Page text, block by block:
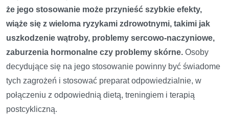
że jego stosowanie może przynieść szybkie efekty,
wiąże się z wieloma ryzykami zdrowotnymi, takimi jak
uszkodzenie wątroby, problemy sercowo-naczyniowe,
zaburzenia hormonalne czy problemy skórne. Osoby
decydujące się na jego stosowanie powinny być świadome
tych zagrożeń i stosować preparat odpowiedzialnie, w
połączeniu z odpowiednią dietą, treningiem i terapią
postcykliczną.